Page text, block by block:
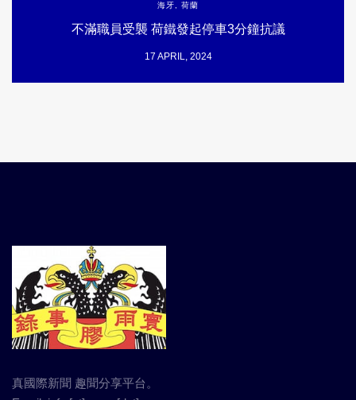
海牙, 荷蘭
不滿職員受襲 荷鐵發起停車3分鐘抗議
17 APRIL, 2024
真國際新聞 趣聞分享平台。